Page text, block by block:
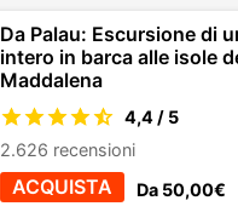
Da Palau: Escursione di
intero in barca alle isole
Maddalena
4,4 / 5
2.626 recensioni
ACQUISTA Da 50,00€